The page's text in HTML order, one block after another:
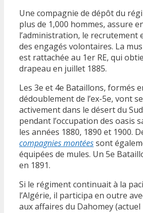
Une compagnie de dépôt du
plus de 1,000 hommes, assure
l’administration, le recrutement
des engagés volontaires. La
est rattachée au 1er RE, qui
drapeau en juillet 1885.
Les 3e et 4e Bataillons, formés
dédoublement de l’ex-5e, vont
activement dans le désert du
pendant l’occupation des oasis
les années 1880, 1890 et 1900.
compagnies montéessont
équipées de mules. Un 5e
en 1891.
Si le régiment continuait à la
l’Algérie, il participa en outre
aux affaires du Dahomey (actuel